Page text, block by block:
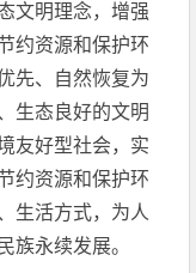
文明理念，增强
约资源和保护环
先、自然恢复为
生态良好的文明
友好型社会，实
约资源和保护环
生活方式，为人
族永续发展。